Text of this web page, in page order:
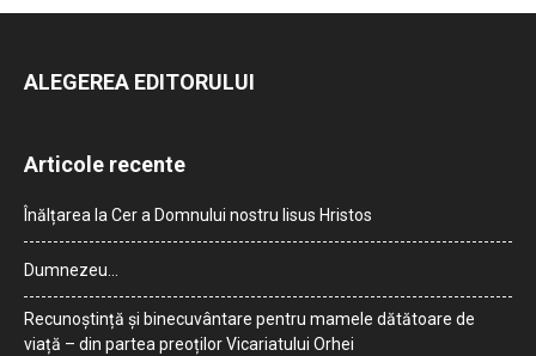
ALEGEREA EDITORULUI
Articole recente
Înălțarea la Cer a Domnului nostru Iisus Hristos
Dumnezeu…
Recunoștință și binecuvântare pentru mamele dătătoare de
viață – din partea preoților Vicariatului Orhei